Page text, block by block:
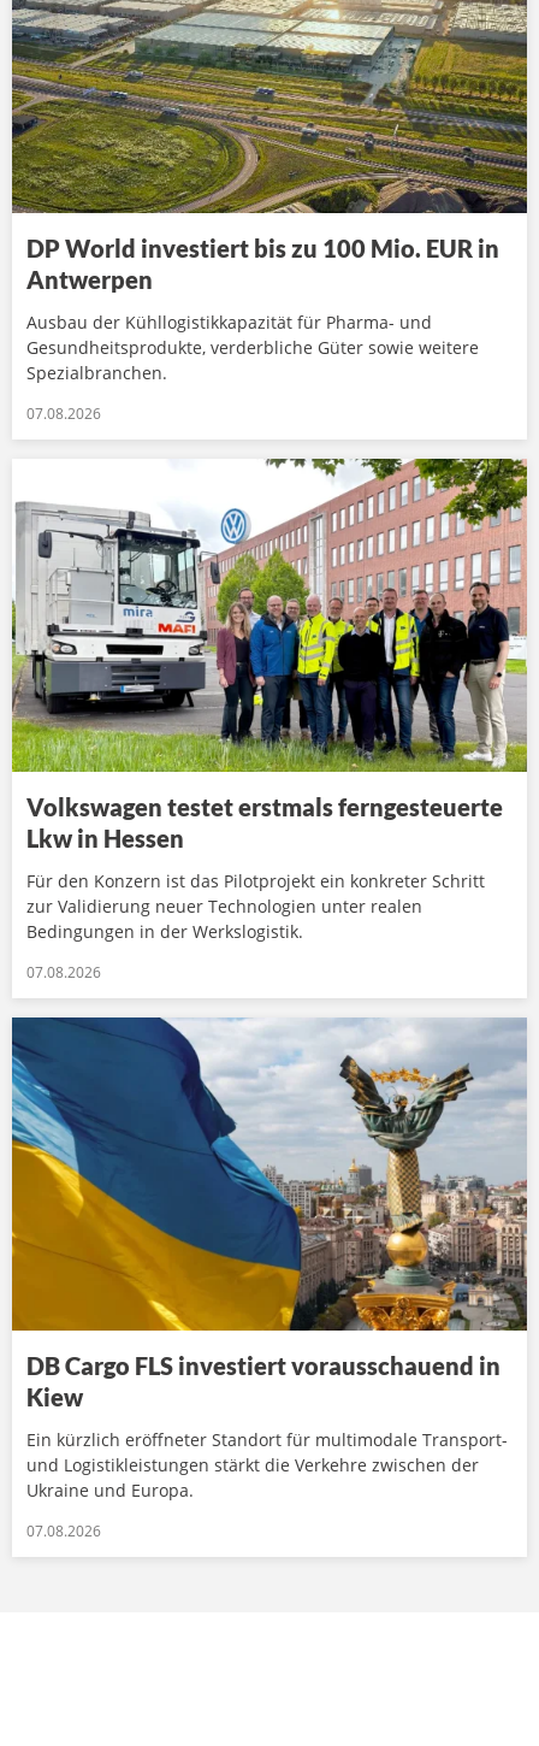
DP World investiert bis zu 100 Mio. EUR in
Antwerpen
Ausbau der Kühllogistikkapazität für Pharma- und
Gesundheitsprodukte, verderbliche Güter sowie weitere
Spezialbranchen.
07.08.2026
Volkswagen testet erstmals ferngesteuerte
Lkw in Hessen
Für den Konzern ist das Pilotprojekt ein konkreter Schritt
zur Validierung neuer Technologien unter realen
Bedingungen in der Werkslogistik.
07.08.2026
DB Cargo FLS investiert vorausschauend in
Kiew
Ein kürzlich eröffneter Standort für multimodale Transport-
und Logistikleistungen stärkt die Verkehre zwischen der
Ukraine und Europa.
07.08.2026